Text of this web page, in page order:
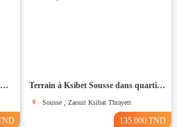
Terrain d'angle R+2 à vendre à AFH1 Nabeul Terrain à Ksibet Sousse dans quartier Calme
Sousse , Zaouit Ksibat Thrayett
135.000 TND